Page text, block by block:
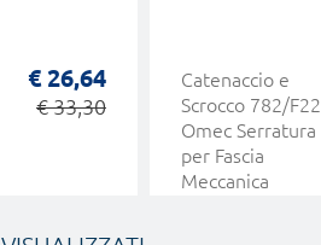
€ 26,64
€ 33,30
Catenaccio e
Scrocco 782/F22
Omec Serratura
per Fascia
Meccanica